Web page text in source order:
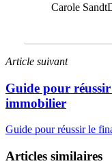
Carole Sandt
Article suivant
Guide pour
immobilier
Guide pour réussir le
Articles similaires